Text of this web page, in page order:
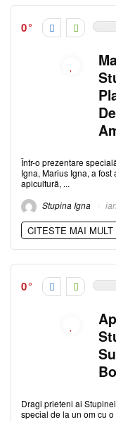
0
Într-o prezentare
Igna, Marius Igna, a
apicultură, ...
Stupina Igna
CITESTE MAI MULT
0
Dragi prieteni ai
special de la un om cu